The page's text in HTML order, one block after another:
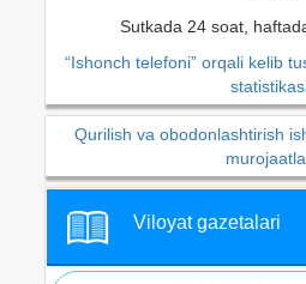
Sutkada 24 soat,
“Ishonch telefoni” orqali kelib
Qurilish va obodonlashtirish
Viloyat gazetalari